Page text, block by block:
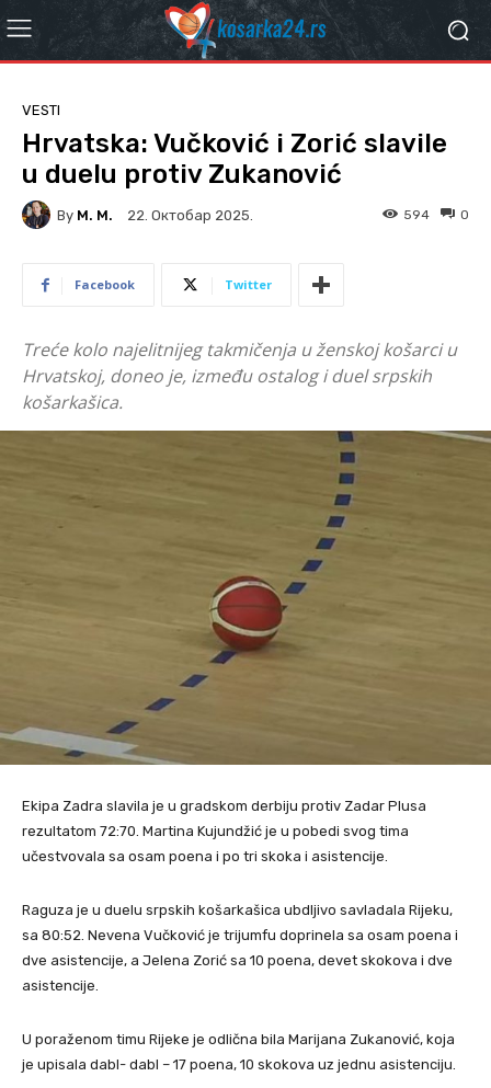
VESTI
Hrvatska: Vučković i Zorić slavile
u duelu protiv Zukanović
By M. M. 22. Октобар 2025. 0
594
Facebook Twitter
Treće kolo najelitnijeg takmičenja u ženskoj košarci u
Hrvatskoj, doneo je, između ostalog i duel srpskih
košarkašica.
Ekipa Zadra slavila je u gradskom derbiju protiv Zadar Plusa
rezultatom 72:70. Martina Kujundžić je u pobedi svog tima
učestvovala sa osam poena i po tri skoka i asistencije.
Raguza je u duelu srpskih košarkašica ubdljivo savladala Rijeku,
sa 80:52. Nevena Vučković je trijumfu doprinela sa osam poena i
dve asistencije, a Jelena Zorić sa 10 poena, devet skokova i dve
asistencije.
U poraženom timu Rijeke je odlična bila Marijana Zukanović, koja
je upisala dabl- dabl – 17 poena, 10 skokova uz jednu asistenciju.